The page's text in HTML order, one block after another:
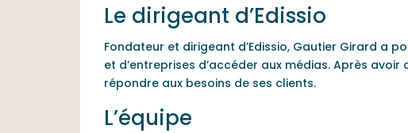
Le dirigeant d’Edissio
Fondateur et dirigeant d’Edissio, Gautier Girard a
et d’entreprises d’accéder aux médias. Après
répondre aux besoins de ses clients.
L’équipe